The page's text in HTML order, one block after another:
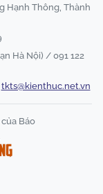
Hạnh Thông, Thành
Hà Nội) / 091 122
tkts@kienthuc.net.vn
Báo